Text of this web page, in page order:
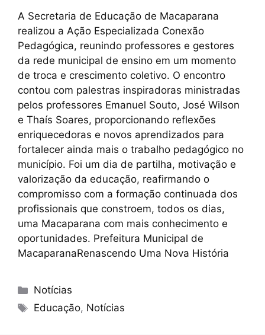
A Secretaria de Educação de Macaparana
realizou a Ação Especializada Conexão
Pedagógica, reunindo professores e gestores
da rede municipal de ensino em um momento
de troca e crescimento coletivo. O encontro
contou com palestras inspiradoras ministradas
pelos professores Emanuel Souto, José Wilson
e Thaís Soares, proporcionando reflexões
enriquecedoras e novos aprendizados para
fortalecer ainda mais o trabalho pedagógico no
município. Foi um dia de partilha, motivação e
valorização da educação, reafirmando o
compromisso com a formação continuada dos
profissionais que constroem, todos os dias,
uma Macaparana com mais conhecimento e
oportunidades. Prefeitura Municipal de
MacaparanaRenascendo Uma Nova História
Notícias
Educação, Notícias